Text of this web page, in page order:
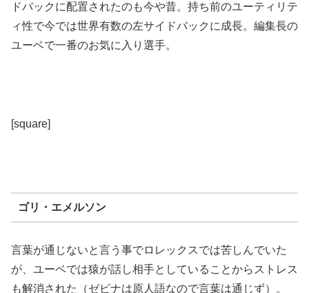
ドバックに配置されたのも今や昔。持ち前のユーティリテ
ィ性で今では世界有数の左サイドバックに成長。編集長の
ユーベで一番のお気に入り選手。
[square]
ゴリ・エメルソン
言葉が通じないと言う事でロレックスでは苦しんでいた
が、ユーベでは猿が話し相手としていることからストレス
も解消された（ゼビナは原人語なので言葉は通じず）。